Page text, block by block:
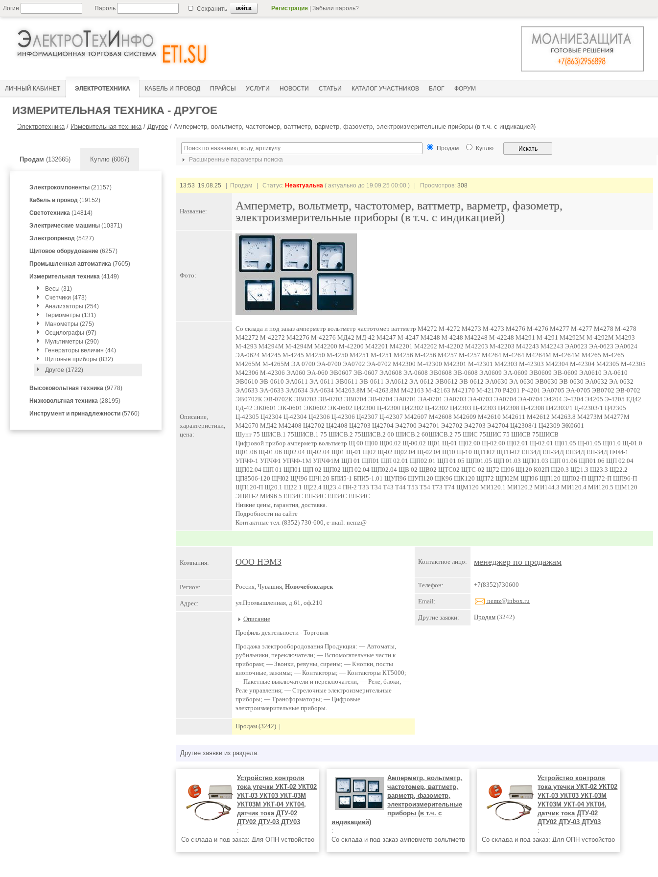
Логин Пароль Сохранить Регистрация Забыли пароль?
ЛИЧНЫЙ КАБИНЕТ ЭЛЕКТРОТЕХНИКА КАБЕЛЬ И ПРОВОД ПРАЙСЫ УСЛУГИ НОВОСТИ СТАТЬИ КАТАЛОГ УЧАСТНИКОВ БЛОГ ФОРУМ
ИЗМЕРИТЕЛЬНАЯ ТЕХНИКА - ДРУГОЕ
Электротехника/ Измерительная техника/ Другое / Амперметр, вольтметр, частотомер, ваттметр, варметр, фазометр, электроизмерительные приборы (в т.ч. с индикацией)
Продам (132665) Куплю (6087)
Электрокомпоненты (21157)
Кабель и провод (19152)
Светотехника (14814)
Электрические машины (10371)
Электропривод (5427)
Щитовое оборудование (6257)
Промышленная автоматика (7605)
Измерительная техника (4149)
Весы (31)
Счетчики (473)
Анализаторы (254)
Термометры (131)
Манометры (275)
Осцилографы (97)
Мультиметры (290)
Генераторы величин (44)
Щитовые приборы (832)
Другое (1722)
Высоковольтная техника (9778)
Низковольтная техника (28195)
Инструмент и принадлежности (5760)
Продам
Куплю
Расширенные параметры поиска
13:53 19.08.25 | Продам | Статус: Неактуальна ( актуально до 19.09.25 00:00 ) | Просмотров: 308
Название:
Амперметр, вольтметр, частотомер, ваттметр, варметр, фазометр,
электроизмерительные приборы (в т.ч. с индикацией)
Фото:
Описание,
характеристики,
цена:
Со склада и под заказ амперметр вольтметр частотомер ваттметр M4272 М-4272 M4273 М-4273 M4276 М-4276 M4277 М-4277 M4278 М-4278
М42272 М-42272 М42276 М-42276 МД42 МД-42 M4247 М-4247 M4248 М-4248 М42248 М-42248 M4291 М-4291 M4292M М-4292М M4293
М-4293 M4294M М-4294М M42200 М-42200 M42201 М42201 M42202 М-42202 M42203 М-42203 M42243 М42243 ЭA0623 ЭА-0623 ЭА0624
ЭА-0624 М4245 М-4245 M4250 М-4250 M4251 М-4251 M4256 М-4256 M4257 М-4257 M4264 М-4264 М4264М М-4264М M4265 М-4265
М4265М М-4265М ЭА 0700 ЭА-0700 ЭА0702 ЭА-0702 M42300 М-42300 M42301 М-42301 M42303 М-42303 M42304 М-42304 M42305 М-42305
M42306 М-42306 ЭA060 ЭА-060 ЭB0607 ЭВ-0607 ЭA0608 ЭА-0608 ЭB0608 ЭВ-0608 ЭA0609 ЭА-0609 ЭB0609 ЭВ-0609 ЭA0610 ЭА-0610
ЭB0610 ЭВ-0610 ЭA0611 ЭА-0611 ЭB0611 ЭВ-0611 ЭA0612 ЭА-0612 ЭB0612 ЭВ-0612 ЭА0630 ЭА-0630 ЭВ0630 ЭВ-0630 ЭA0632 ЭА-0632
ЭA0633 ЭА-0633 ЭA0634 ЭА-0634 М4263.8М М-4263.8М М42163 М-42163 М42170 М-42170 Р4201 Р-4201 ЭА0705 ЭА-0705 ЭB0702 ЭВ-0702
ЭВ0702К ЭВ-0702К ЭB0703 ЭВ-0703 ЭB0704 ЭВ-0704 ЭA0701 ЭА-0701 ЭA0703 ЭА-0703 ЭA0704 ЭА-0704 Э4204 Э-4204 Э4205 Э-4205 ЕД42
ЕД-42 ЭK0601 ЭК-0601 ЭK0602 ЭК-0602 Ц42300 Ц-42300 Ц42302 Ц-42302 Ц42303 Ц-42303 Ц42308 Ц-42308 Ц42303/1 Ц-42303/1 Ц42305
Ц-42305 Ц42304 Ц-42304 Ц42306 Ц-42306 Ц42307 Ц-42307 M42607 М42608 М42609 М42610 М42611 М42612 М4263.8 M4273М M4277М
М42670 МД42 М42408 Ц42702 Ц42408 Ц42703 Ц42704 Э42700 Э42701 Э42702 Э42703 Э42704 Ц42308/1 Ц42309 ЭK0601
Шунт 75 ШИСВ.1 75ШИСВ.1 75 ШИСВ.2 75ШИСВ.2 60 ШИСВ.2 60ШИСВ.2 75 ШИС 75ШИС 75 ШИСВ 75ШИСВ
Цифровой прибор амперметр вольтметр Щ 00 Щ00 Щ00.02 Щ-00.02 Щ01 Щ-01 Щ02.00 Щ-02.00 Щ02.01 Щ-02.01 Щ01.05 Щ-01.05 Щ01.0 Щ-01.0
Щ01.06 Щ-01.06 Щ02.04 Щ-02.04 Щ01 Щ-01 Щ02 Щ-02 Щ02.04 Щ-02.04 Щ10 Щ-10 ЩТП02 ЩТП-02 ЕП34Д ЕП-34Д ЕП34Д ЕП-34Д ПФИ-1
УПЧФ-1 УПЧФ1 УПЧФ-1М УПЧФ1М ЩП 01 ЩП01 ЩП 02.01 ЩП02.01 ЩП 01.05 ЩП01.05 ЩП 01.03 ЩП01.03 ЩП 01.06 ЩП01.06 ЩП 02.04
ЩП02.04 ЩП 01 ЩП01 ЩП 02 ЩП02 ЩП 02.04 ЩП02.04 ЩВ 02 ЩВ02 ЩТС02 ЩТС-02 Щ72 Щ96 Щ120 К02П Щ20.3 Щ21.3 Щ23.3 Щ22.2
ЦП8506-120 ЩЧ02 ЩЧ96 ЩЧ120 БПИ5-1 БПИ5-1.01 ЩУП96 ЩУП120 ЩК96 ЩК120 ЩП72 ЩП02М ЩП96 ЩП120 ЩП02-П ЩП72-П ЩП96-П
ЩП120-П Щ20.1 Щ22.1 Щ22.4 Щ23.4 ПН-2 Т33 Т34 Т43 Т44 Т53 Т54 Т73 Т74 ЩМ120 МИ120.1 МИ120.2 МИ144.3 МИ120.4 МИ120.5 ЩМ120
ЭНИП-2 МИ96.5 ЕП34С ЕП-34С ЕП34С ЕП-34С.
Низкие цены, гарантия, доставка.
Подробности на сайте
Контактные тел. (8352) 730-600, e-mail: nemz@
Компания: ООО НЭМЗ
Регион: Россия, Чувашия, Новочебоксарск
Адрес: ул.Промышленная, д.61, оф.210
Описание
Профиль деятельности - Торговля
Продажа электрообородования Продукция: — Автоматы,
рубильники, переключатели; — Вспомогательные части к
приборам; — Звонки, ревуны, сирены; — Кнопки, посты
кнопочные, зажимы; — Контакторы; — Контакторы КТ5000;
— Пакетные выключатели и переключатели; — Реле, блоки; —
Реле управления; — Стрелочные электроизмерительные
приборы; — Трансформаторы; — Цифровые
электроизмерительные приборы.
Продам (3242) |
Контактное лицо: менеджер по продажам
Телефон: +7(8352)730600
Email: nemz@inbox.ru
Другие заявки: Продам (3242)
Другие заявки из раздела:
Устройство контроля
тока утечки УКТ-02 УКТ02
УКТ-03 УКТ03 УКТ-03М
УКТ03М УКТ-04 УКТ04,
датчик тока ДТУ-02
ДТУ02 ДТУ-03 ДТУ03
:
Со склада и под заказ: Для ОПН устройство
Амперметр, вольтметр,
частотомер, ваттметр,
варметр, фазометр,
электроизмерительные
приборы (в т.ч. с
индикацией)
:
Со склада и под заказ амперметр вольтметр
Устройство контроля
тока утечки УКТ-02 УКТ02
УКТ-03 УКТ03 УКТ-03М
УКТ03М УКТ-04 УКТ04,
датчик тока ДТУ-02
ДТУ02 ДТУ-03 ДТУ03
:
Со склада и под заказ: Для ОПН устройство